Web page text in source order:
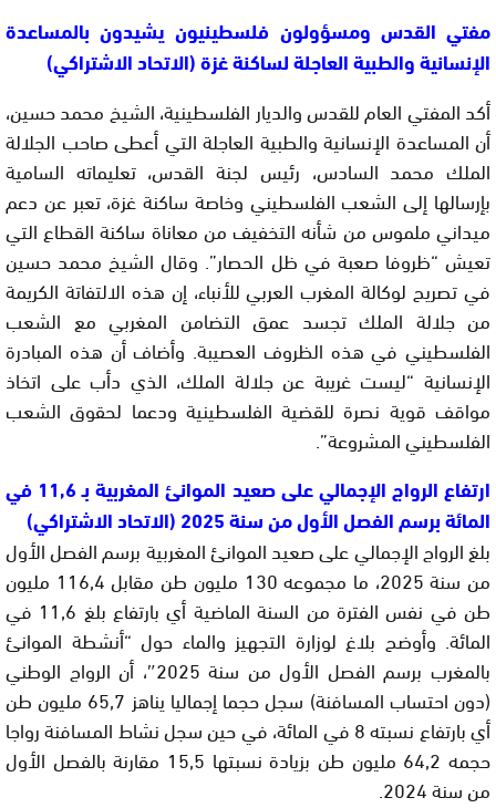
مفتي القدس ومسؤولون فلسطينيون يشيدون بالمساعدة
الإنسانية والطبية العاجلة لساكنة غزة (الاتحاد الاشتراكي)
أكد المفتي العام للقدس والديار الفلسطينية، الشيخ محمد حسين،
أن المساعدة الإنسانية والطبية العاجلة التي أعطى صاحب الجلالة
الملك محمد السادس، رئيس لجنة القدس، تعليماته السامية
بإرسالها إلى الشعب الفلسطيني وخاصة ساكنة غزة، تعبر عن دعم
ميداني ملموس من شأنه التخفيف من معاناة ساكنة القطاع التي
تعيش “ظروفا صعبة في ظل الحصار”. وقال الشيخ محمد حسين
في تصريح لوكالة المغرب العربي للأنباء، إن هذه الالتفاتة الكريمة
من جلالة الملك تجسد عمق التضامن المغربي مع الشعب
الفلسطيني في هذه الظروف العصيبة. وأضاف أن هذه المبادرة
الإنسانية “ليست غريبة عن جلالة الملك، الذي دأب على اتخاذ
مواقف قوية نصرة للقضية الفلسطينية ودعما لحقوق الشعب
الفلسطيني المشروعة”.
ارتفاع الرواج الإجمالي على صعيد الموانئ المغربية بـ 11,6 في
المائة برسم الفصل الأول من سنة 2025 (الاتحاد الاشتراكي)
بلغ الرواج الإجمالي على صعيد الموانئ المغربية برسم الفصل الأول
من سنة 2025، ما مجموعه 130 مليون طن مقابل 116,4 مليون
طن في نفس الفترة من السنة الماضية أي بارتفاع بلغ 11,6 في
المائة. وأوضح بلاغ لوزارة التجهيز والماء حول “أنشطة الموانئ
بالمغرب برسم الفصل الأول من سنة 2025″، أن الرواج الوطني
(دون احتساب المسافنة) سجل حجما إجماليا يناهز 65,7 مليون طن
أي بارتفاع نسبته 8 في المائة، في حين سجل نشاط المسافنة رواجا
حجمه 64,2 مليون طن بزيادة نسبتها 15,5 مقارنة بالفصل الأول
من سنة 2024.